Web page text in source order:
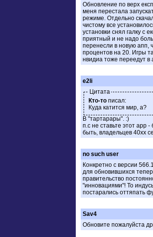
Обновление по верх
меня перестала
режиме. Отдельно
чистому все
установки снял галку с
приятный и не надо
перенесли в новую апп,
процентов на 20. Игры
нвидиа тоже переедут в
e2li
Цитата
Кто-то писал:
Куда катится мир, а?
В "тартарары". :)
п.с не ставьте этот app
быть, владельцев 40хх
no such user
Конкретно с версии
для обновившихся
правительство
"инновациями"! То
постарались оттяпать
Sav4
Обновите пожалуйста